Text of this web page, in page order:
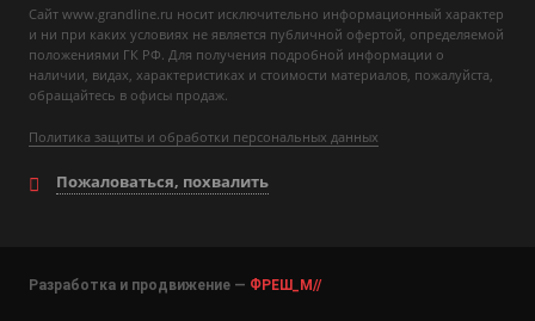
Сайт www.grandline.ru носит исключительно информационный характер
и ни при каких условиях не является публичной офертой, определяемой
положениями ГК РФ. Для получения подробной информации о
наличии, видах, характеристиках и стоимости материалов, пожалуйста,
обращайтесь в офисы продаж.
Политика защиты и обработки персональных данных
Пожаловаться, похвалить
Разработка и продвижение — ФРЕШ_М//